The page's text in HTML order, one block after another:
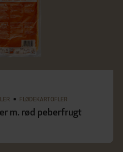
FLØDEKARTOFLER
m. rød peberfrugt